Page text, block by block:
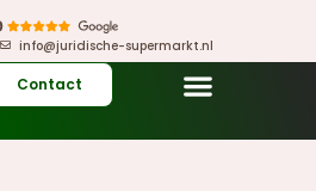
info@juridische-supermarkt.nl
Contact